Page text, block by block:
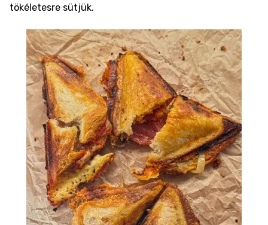
tökéletesre sütjük.